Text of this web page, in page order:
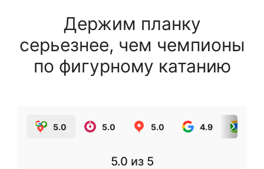
Держим планку
серьезнее, чем чемпионы
по фигурному катанию
5.0 5.0 5.0 4.9
5.0 из 5